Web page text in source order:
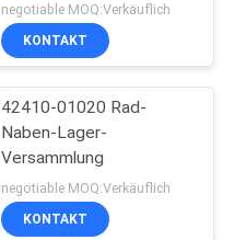
negotiable MOQ:Verkäuflich
KONTAKT
42410-01020 Rad-
Naben-Lager-
Versammlung
negotiable MOQ:Verkäuflich
KONTAKT